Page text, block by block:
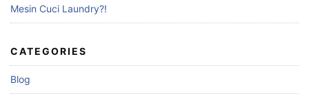
Mesin Cuci Laundry?!
CATEGORIES
Blog